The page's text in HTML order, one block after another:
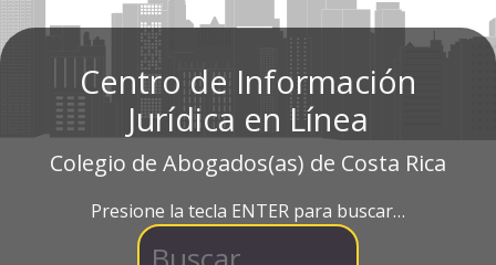
Centro de Información
Jurídica en Línea
Colegio de Abogados(as) de Costa Rica
Presione la tecla ENTER para buscar…